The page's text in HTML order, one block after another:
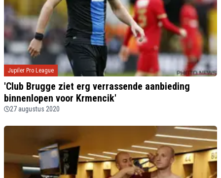
Jupiler Pro League
'Club Brugge ziet erg verrassende aanbieding
binnenlopen voor Krmencik'
27 augustus 2020